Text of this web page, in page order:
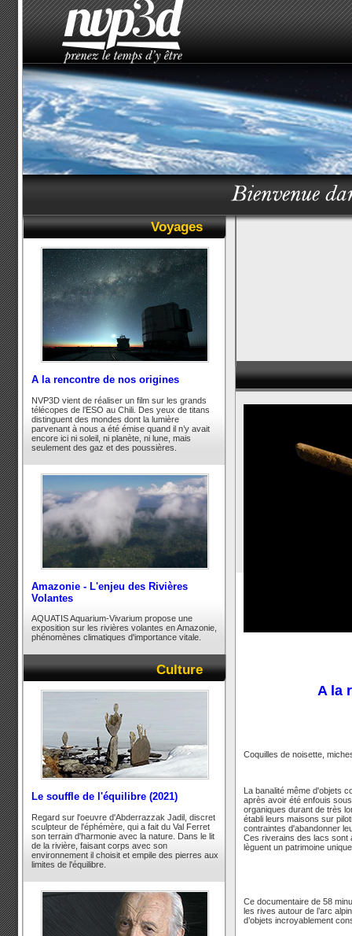
Voyages
A la rencontre de nos origines
NVP3D vient de réaliser un film sur les grands
télécopes de l’ESO au Chili. Des yeux de titans
distinguent des mondes dont la lumière
parvenant à nous a été émise quand il n’y avait
encore ici ni soleil, ni planète, ni lune, mais
seulement des gaz et des poussières.
Amazonie - L'enjeu des Rivières
Volantes
AQUATIS Aquarium-Vivarium propose une
exposition sur les rivières volantes en Amazonie,
phénomènes climatiques d'importance vitale.
Culture
Le souffle de l'équilibre (2021)
Regard sur l'oeuvre d'Abderrazzak Jadil, discret
sculpteur de l'éphémère, qui a fait du Val Ferret
son terrain d'harmonie avec la nature. Dans le lit
de la rivière, faisant corps avec son
environnement il choisit et empile des pierres aux
limites de l'équilibre.
A la
Coquilles de noisette,
La banalité même d'objets
après avoir été enfouis
organiques durant de très
établi leurs maisons sur
contraintes d'abandonner
Ces riverains des lacs sont
lèguent un patrimoine
Ce documentaire de 58
les rives autour de l’arc
d’objets incroyablement